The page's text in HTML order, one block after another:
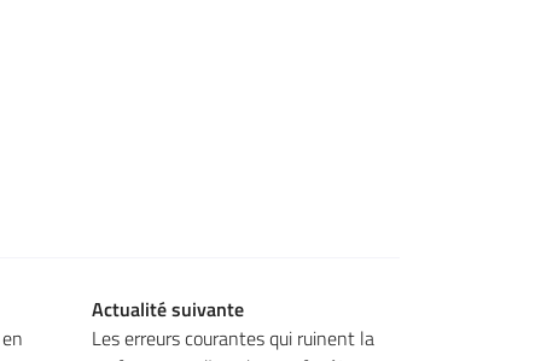
Actualité suivante
Les erreurs courantes qui ruinent la